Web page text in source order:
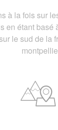
à la fois sur
en étant basé
le sud de la